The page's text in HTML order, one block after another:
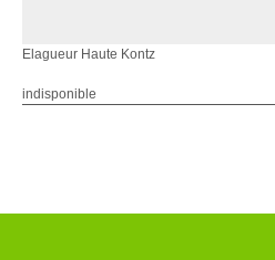
Elagueur Haute Kontz
indisponible